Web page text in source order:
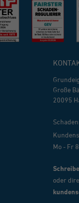
Große
20095
Mo - Fr
oder